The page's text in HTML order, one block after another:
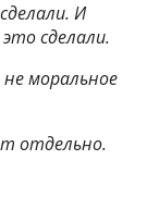
И
сделали.
моральное
отдельно.